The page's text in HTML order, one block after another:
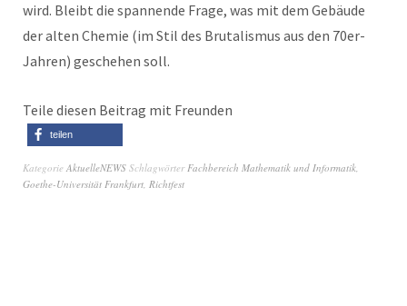
wird. Bleibt die spannende Frage, was mit dem Gebäude
der alten Chemie (im Stil des Brutalismus aus den 70er-
Jahren) geschehen soll.
Teile diesen Beitrag mit Freunden
teilen
Kategorie AktuelleNEWS SchlagwörterFachbereich Mathematik und Informatik,
Goethe-Universität Frankfurt, Richtfest